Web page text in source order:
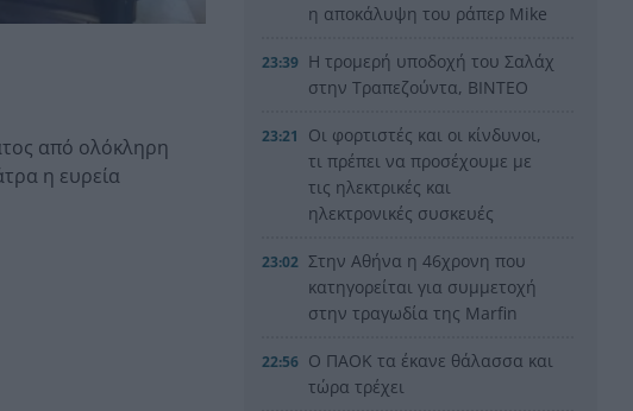
από ολόκληρη
η ευρεία
η αποκάλυψη του ράπερ Mike
23:39 Η τρομερή υποδοχή του Σαλάχ
στην Τραπεζούντα, ΒΙΝΤΕΟ
23:21
Οι φορτιστές και οι κίνδυνοι,
τι πρέπει να προσέχουμε με
τις ηλεκτρικές και
ηλεκτρονικές συσκευές
23:02 Στην Αθήνα η 46χρονη που
κατηγορείται για συμμετοχή
στην τραγωδία της Marfin
22:56 Ο ΠΑΟΚ τα έκανε θάλασσα και
τώρα τρέχει